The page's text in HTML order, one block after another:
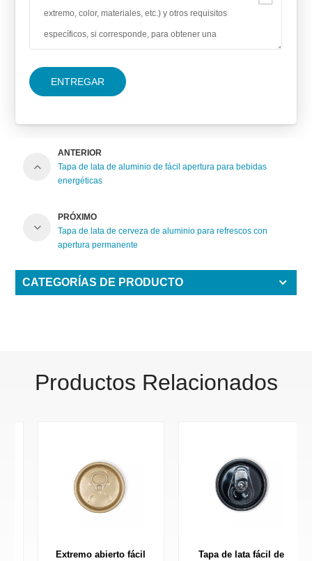
ENTREGAR
ANTERIOR
Tapa de lata de aluminio de fácil apertura para bebidas
energéticas
PRÓXIMO
Tapa de lata de cerveza de aluminio para refrescos con
apertura permanente
CATEGORÍAS DE PRODUCTO
Productos Relacionados
Extremo abierto fácil
Tapa de lata fácil de